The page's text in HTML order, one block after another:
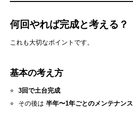
何回やれば完成と考える？
これも大切なポイントです。
基本の考え方
3回で土台完成
その後は 半年〜1年ごとのメンテナンス